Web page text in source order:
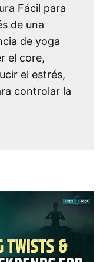
Fácil para
de una
de yoga
el core,
el estrés,
controlar la